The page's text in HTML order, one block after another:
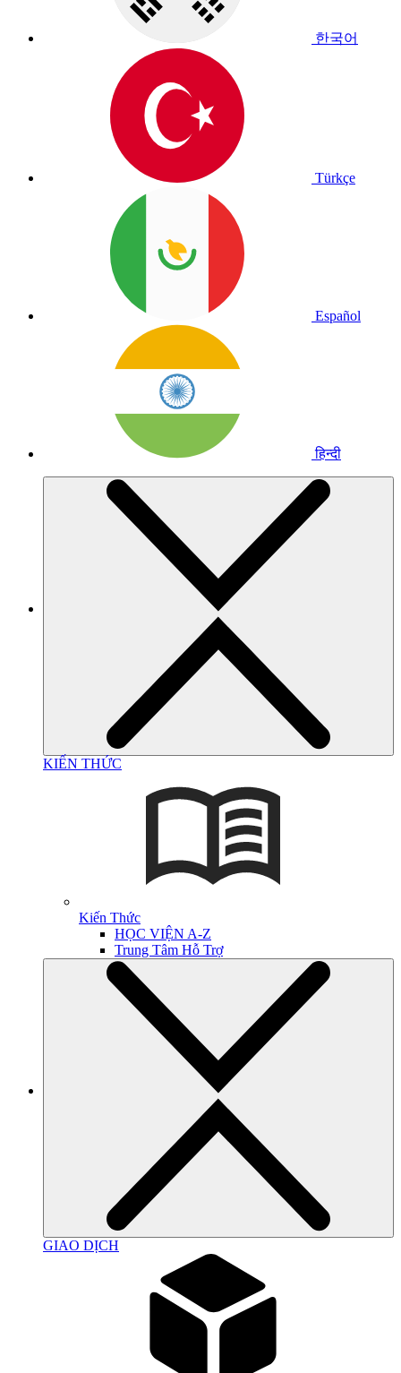
한국어
Türkçe
Español
हिन्दी
KIẾN THỨC
Kiến Thức
HỌC VIỆN A-Z
Trung Tâm Hỗ Trợ
GIAO DỊCH